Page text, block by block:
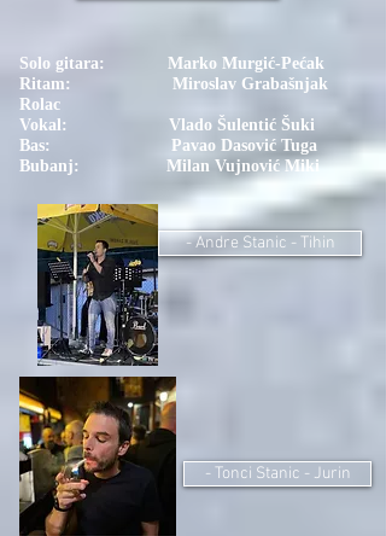
Solo gitara: Marko Murgić-Pećak
Ritam: Miroslav Grabašnjak
Rolac
Vokal: Vlado Šulentić Šuki
Bas: Pavao Dasović Tuga
Bubanj: Milan Vujnović Miki
- Andre Stanic - Tihin
- Tonci Stanic - Jurin